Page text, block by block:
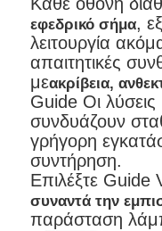
εφεδρικό σήμα,
λειτουργία
απαιτητικές
μεακρίβεια,
Guide Οι
συνδυάζουν
γρήγορη
συντήρηση.
Επιλέξτε
συναντά την
παράσταση